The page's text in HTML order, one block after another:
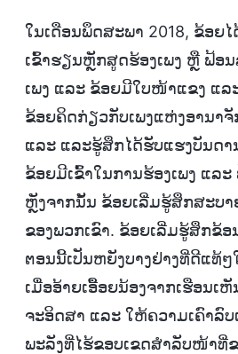
ໃນເດືອນພຶດສະພາ 2018, ຂ້ອຍ
ເຂົ້າຮຽນຫຼັກສູດຮ້ອງເພງ ຫຼື ຟ້ອ
ເພງ ແລະ ຂ້ອຍມີໃບໜ້າແຂງ ແລ
ຂ້ອຍຄິດກ່ຽວກັບເພງແຫ່ງອານາ
ແລະ ແລະຮູ້ສຶກໄດ້ຮັບແຮງບັນດ
ຂ້ອຍມີເຂົ້າໃນການຮ້ອງເພງ ແລ
ຫຼັງຈາກນັ້ນ ຂ້ອຍເລີ່ມຮູ້ສຶກສະບ
ຂອງພວກເຂົາ. ຂ້ອຍເລີ່ມຮູ້ສຶກຂ້ອ
ຕອນນີ້ເປັນຫຍັງບາງຢ່າງທີ່ດີແທ້
ເມື່ອອ້າຍເອື້ອຍນ້ອງຈາກເຮືອນ
ຈະອິດສາ ແລະ ໃຫ້ຄວາມເຄົາລົ
ພະລັງທີ່ໄຮ້ຂອບເຂດສຳລັບໜ້າທີ່